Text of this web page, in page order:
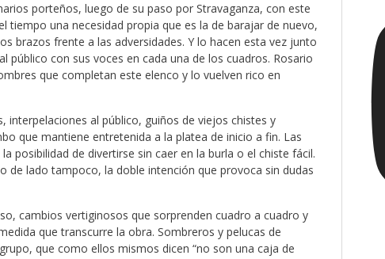
porteños, luego de su paso por Stravaganza, con este
una necesidad propia que es la de barajar de nuevo,
brazos frente a las adversidades. Y lo hacen esta vez junto
con sus voces en cada una de los cuadros. Rosario
que completan este elenco y lo vuelven rico en
al público, guiños de viejos chistes y
que mantiene entretenida a la platea de inicio a fin. Las
posibilidad de divertirse sin caer en la burla o el chiste fácil.
de lado tampoco, la doble intención que provoca sin dudas
cambios vertiginosos que sorprenden cuadro a cuadro y
que transcurre la obra. Sombreros y pelucas de
que como ellos mismos dicen “no son una caja de